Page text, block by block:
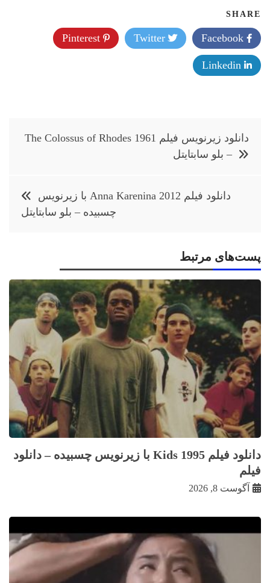
SHARE
Twitter
راهبری
نوشته
دانلود زیرنویس فیلم The Colossus of Rhodes 1961
– بلو سابتايتل
دانلود فیلم Anna Karenina 2012 با زيرنويس
چسبيده – بلو سابتايتل
پست‌های مرتبط
دانلود فیلم Kids 1995 با زيرنويس چسبيده – دانلود
فیلم
آگوست 8, 2026